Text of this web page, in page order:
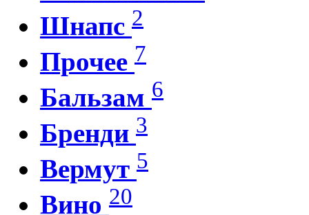
Шнапс 2
Прочее 7
Бальзам 6
Бренди 3
Вермут 5
Вино 20